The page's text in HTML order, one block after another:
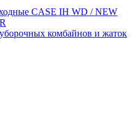
CASE IH WD / NEW
комбайнов и жаток